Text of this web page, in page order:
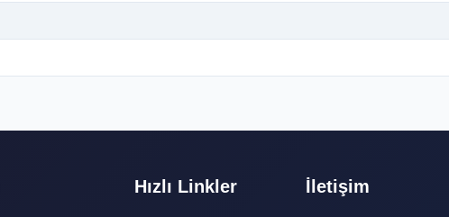
Hızlı Linkler İletişim